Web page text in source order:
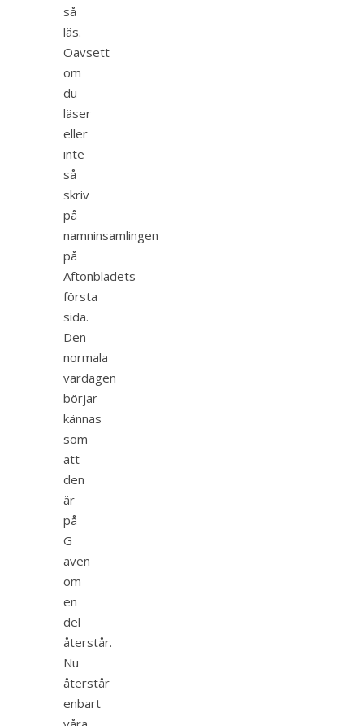
så
läs.
Oavsett
om
du
läser
eller
inte
så
skriv
på
namninsamlingen
på
Aftonbladets
första
sida.
Den
normala
vardagen
börjar
kännas
som
att
den
är
på
G
även
om
en
del
återstår.
Nu
återstår
enbart